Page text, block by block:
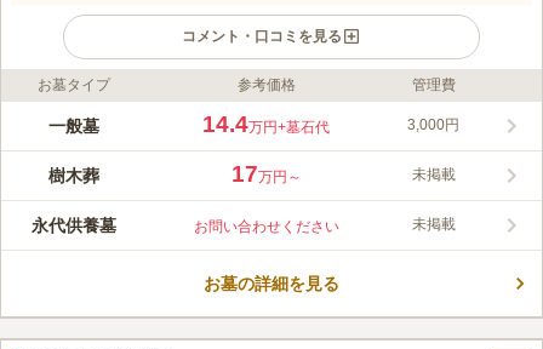
コメント・口コミを見る
ライフドット編集部のコメント
堺市にある「パークフォレスト堺」は樹木葬が豊富な大型ガーデ
駅」「金剛駅」「喜連瓜破駅」「富田林駅」「泉が丘駅」「深井
駅」「中百舌鳥駅」「新金岡駅」「松原駅」の9つの駅から当霊
関をご利用の方も安心です。 樹木葬エリア拡大中で、永代供養
付きの樹木葬エリア「エバーグリーン」に新たな選択肢が増えま
した。お一人だけの選択肢からご家族代々承継プランまで、様々
とても広くて静かな霊園です。 桜の木が何本もあって春には目
を楽しませてくれそうです。全体にキレイに管理されていてよかったで
す。
お墓タイプ 参考価格 管理費
一般墓 14.4万円+墓石代 3,000円
樹木葬 17万円～ 未掲載
永代供養墓 お問い合わせください 未掲載
お墓の詳細を見る